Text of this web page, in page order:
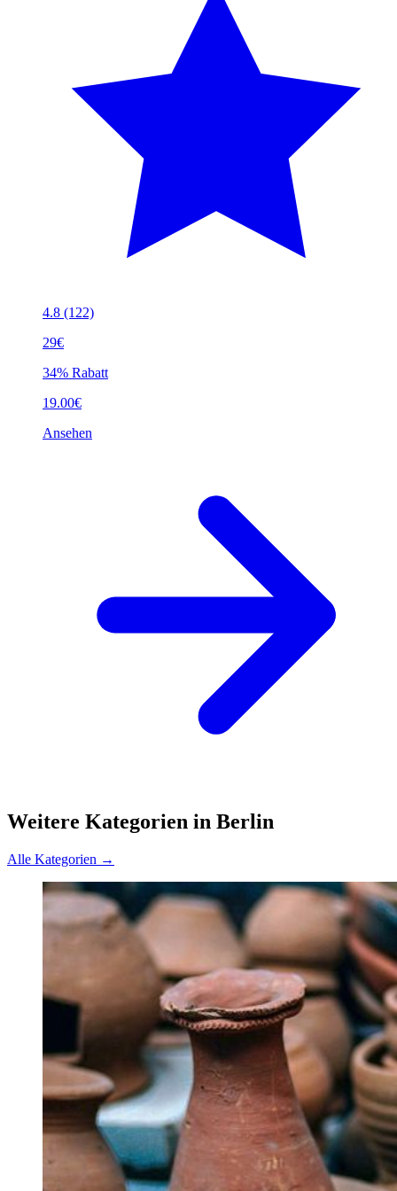
4.8 (122)
29€
34% Rabatt
19.00€
Ansehen
Weitere Kategorien in Berlin
Alle Kategorien →